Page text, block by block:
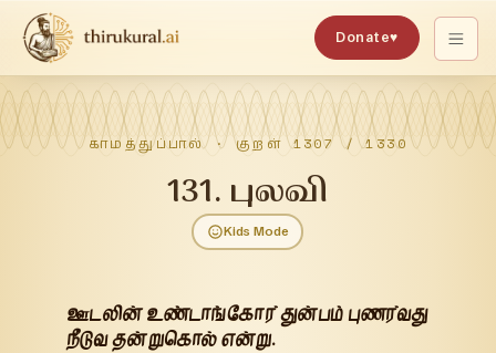
Donate♥
காமத்துப்பால்· குறள்1307 /1330
131. புலவி
Kids Mode
ஊடலின் உண்டாங்கோர் துன்பம் புணர்வது
நீடுவ தன்றுகொல் என்று.